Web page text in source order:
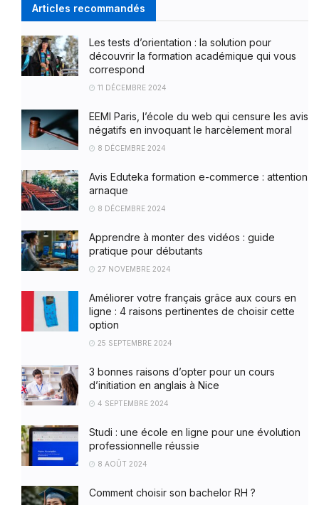
Articles recommandés
Les tests d’orientation : la solution pour
découvrir la formation académique qui vous
correspond
11 DÉCEMBRE 2024
EEMI Paris, l’école du web qui censure les avis
négatifs en invoquant le harcèlement moral
8 DÉCEMBRE 2024
Avis Eduteka formation e-commerce : attention
arnaque
8 DÉCEMBRE 2024
Apprendre à monter des vidéos : guide
pratique pour débutants
27 NOVEMBRE 2024
Améliorer votre français grâce aux cours en
ligne : 4 raisons pertinentes de choisir cette
option
25 SEPTEMBRE 2024
3 bonnes raisons d’opter pour un cours
d’initiation en anglais à Nice
4 SEPTEMBRE 2024
Studi : une école en ligne pour une évolution
professionnelle réussie
8 AOÛT 2024
Comment choisir son bachelor RH ?